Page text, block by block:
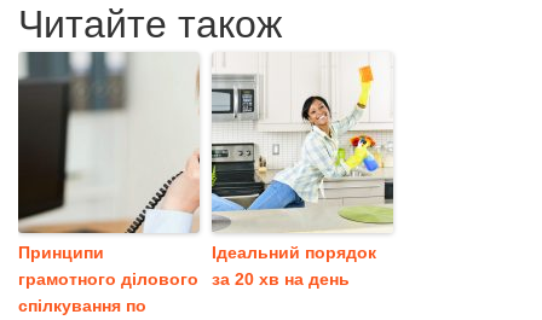
Читайте також
Принципи
грамотного ділового
спілкування по
Ідеальний порядок
за 20 хв на день